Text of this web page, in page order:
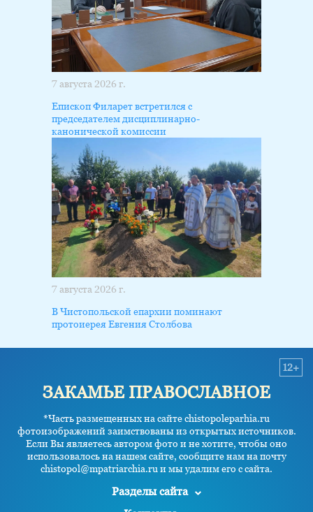
7 августа 2026 г.
Епископ Филарет встретился с
председателем дисциплинарно-
канонической комиссии
7 августа 2026 г.
В Чистопольской епархии поминают
протоиерея Евгения Столбова
ЗАКАМЬЕ ПРАВОСЛАВНОЕ
*Часть размещенных на сайте chistopoleparhia.ru
фотоизображений заимствованы из открытых источников.
Если Вы являетесь автором фото и не хотите, чтобы оно
использовалось на нашем сайте, сообщите нам на почту
chistopol@mpatriarchia.ru и мы удалим его с сайта.
12+
Разделы сайта